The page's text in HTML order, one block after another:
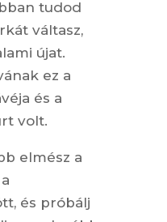
tudod
váltasz,
újat.
ez a
és a
volt.
elmész a
és próbálj